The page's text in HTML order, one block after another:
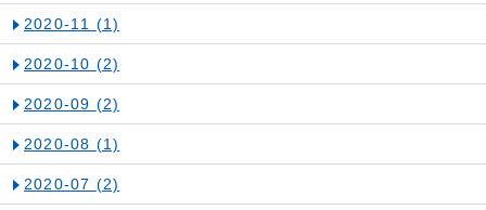
2020-11 (1)
2020-10 (2)
2020-09 (2)
2020-08 (1)
2020-07 (2)